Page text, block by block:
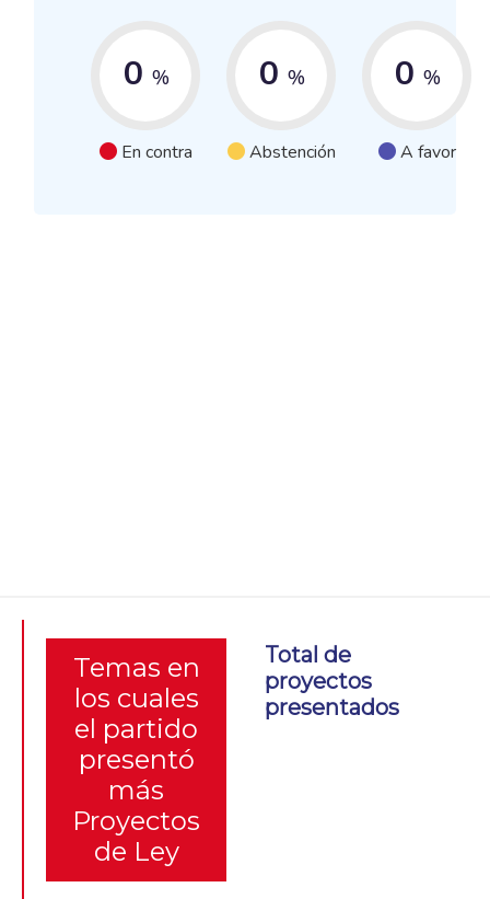
0 %
En contra
0 %
Abstención
0 %
A favor
Temas en
los cuales
el partido
presentó
más
Proyectos
de Ley
Total de
proyectos
presentados